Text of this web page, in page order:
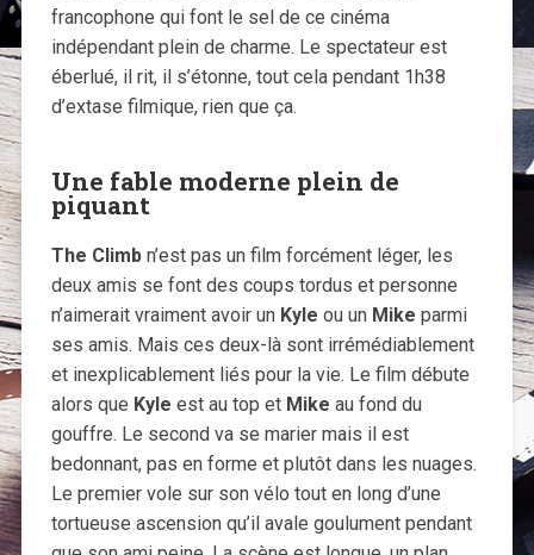
francophone qui font le sel de ce cinéma
indépendant plein de charme. Le spectateur est
éberlué, il rit, il s’étonne, tout cela pendant 1h38
d’extase filmique, rien que ça.
Une fable moderne plein de
piquant
The Climbn’est pas un film forcément léger, les
deux amis se font des coups tordus et personne
n’aimerait vraiment avoir un Kyle ou un Mike parmi
ses amis. Mais ces deux-là sont irrémédiablement
et inexplicablement liés pour la vie. Le film débute
alors que Kyle est au top et Mike au fond du
gouffre. Le second va se marier mais il est
bedonnant, pas en forme et plutôt dans les nuages.
Le premier vole sur son vélo tout en long d’une
tortueuse ascension qu’il avale goulument pendant